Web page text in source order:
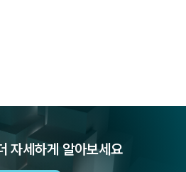
자세하게 알아보세요